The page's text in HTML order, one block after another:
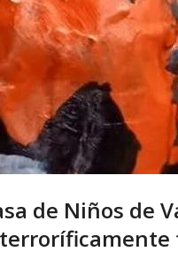
de Niños de